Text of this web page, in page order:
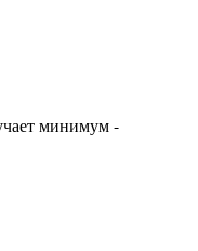
минимум -